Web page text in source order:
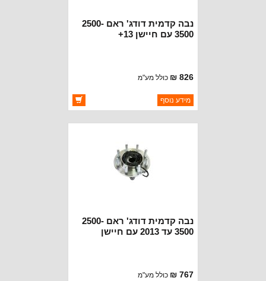
נבה קדמית דודג' ראם 2500-
3500 עם חיישן 13+
826 ₪ כולל מע"מ
ברקוד: 68185437AC
יצרן:OAKMAN OFFROAD
מידע נוסף
נבה קדמית דודג' ראם 2500-
3500 עד 2013 עם חיישן
767 ₪ כולל מע"מ